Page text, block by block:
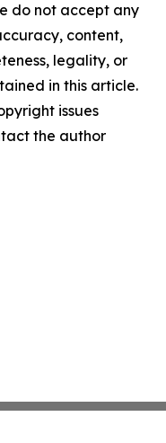
do not accept any
content,
legality, or
in this article.
issues
the author